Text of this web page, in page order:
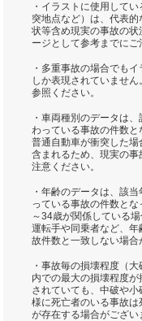
・イラストに使用して
突地点など）は、代表
状等含め現実の事故の
ージとして参考までにご
・多重事故の場合でも
しか表現されていませ
参照ください。
・車両種別のデータは
わっている事故の件数
普通自動車が衝突した
含まれるため、現実の
注意ください。
・年齢のデータは、該
っている事故の件数と
～34歳が関係している
運転手や同乗者など、
故件数と一致しない場合
・事故毎の損壊程度（
内での最大の損壊程度
されていても、中破や
様に死亡者のいる事故
が存在する場合がござい